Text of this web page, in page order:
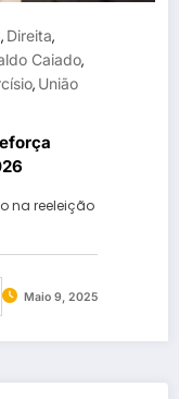
, Direita,
Caiado,
, União
na reeleição
Maio 9, 2025